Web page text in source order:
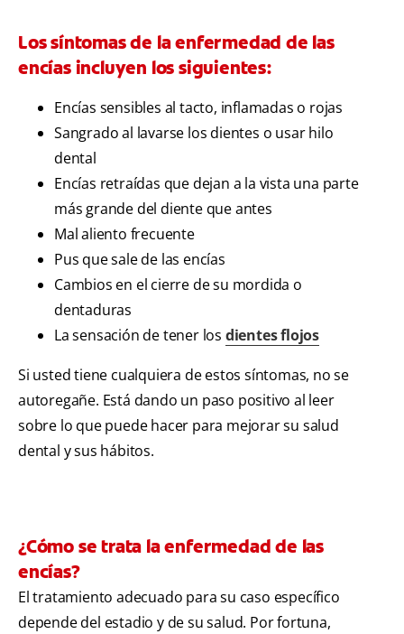
Los síntomas de la enfermedad de las
encías incluyen los siguientes:
Encías sensibles al tacto, inflamadas o rojas
Sangrado al lavarse los dientes o usar hilo
dental
Encías retraídas que dejan a la vista una parte
más grande del diente que antes
Mal aliento frecuente
Pus que sale de las encías
Cambios en el cierre de su mordida o
dentaduras
La sensación de tener los dientes flojos
Si usted tiene cualquiera de estos síntomas, no se
autoregañe. Está dando un paso positivo al leer
sobre lo que puede hacer para mejorar su salud
dental y sus hábitos.
¿Cómo se trata la enfermedad de las
encías?
El tratamiento adecuado para su caso específico
depende del estadio y de su salud. Por fortuna,